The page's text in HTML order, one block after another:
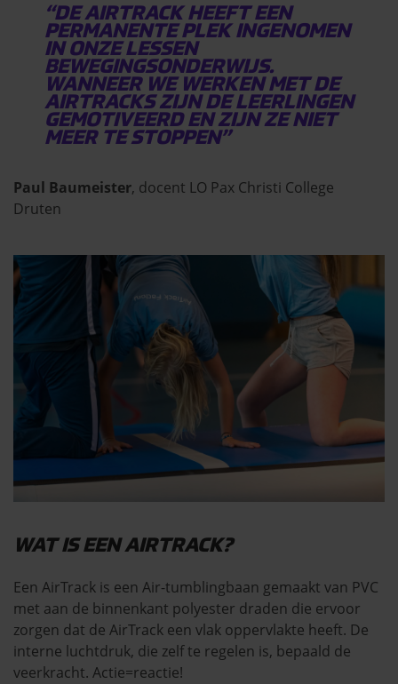
“DE AIRTRACK HEEFT EEN
PERMANENTE PLEK INGENOMEN
IN ONZE LESSEN
BEWEGINGSONDERWIJS.
WANNEER WE WERKEN MET DE
AIRTRACKS ZIJN DE LEERLINGEN
GEMOTIVEERD EN ZIJN ZE NIET
MEER TE STOPPEN”
Paul Baumeister, docent LO Pax Christi College
Druten
WAT IS EEN AIRTRACK?
Een AirTrack is een Air-tumblingbaan gemaakt van PVC
met aan de binnenkant polyester draden die ervoor
zorgen dat de AirTrack een vlak oppervlakte heeft. De
interne luchtdruk, die zelf te regelen is, bepaald de
veerkracht. Actie=reactie!